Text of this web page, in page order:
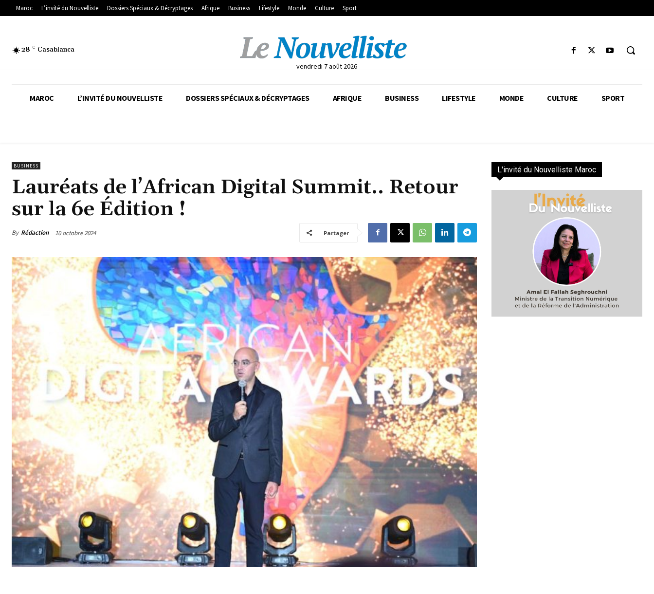
Maroc L’invité du Nouvelliste Dossiers Spéciaux & Décryptages Afrique Business Lifestyle Monde Culture Sport
28 C Casablanca
vendredi 7 août 2026
MAROC L’INVITÉ DU NOUVELLISTE DOSSIERS SPÉCIAUX & DÉCRYPTAGES AFRIQUE BUSINESS LIFESTYLE MONDE CULTURE SPORT
BUSINESS
Lauréats de l’African Digital Summit.. Retour
sur la 6e Édition !
By Rédaction 10 octobre 2024 Partager
L'invité du Nouvelliste Maroc